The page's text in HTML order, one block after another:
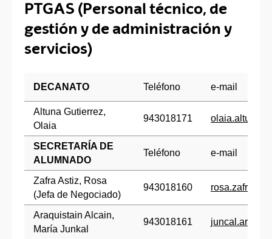
PTGAS (Personal técnico, de
gestión y de administración y
servicios)
DECANATO Teléfono e-mail
Altuna Gutierrez,
Olaia
943018171
SECRETARÍA DE
ALUMNADO
Teléfono e-mail
Zafra Astiz, Rosa
(Jefa de Negociado)
943018160
Araquistain Alcain,
María Junkal
943018161